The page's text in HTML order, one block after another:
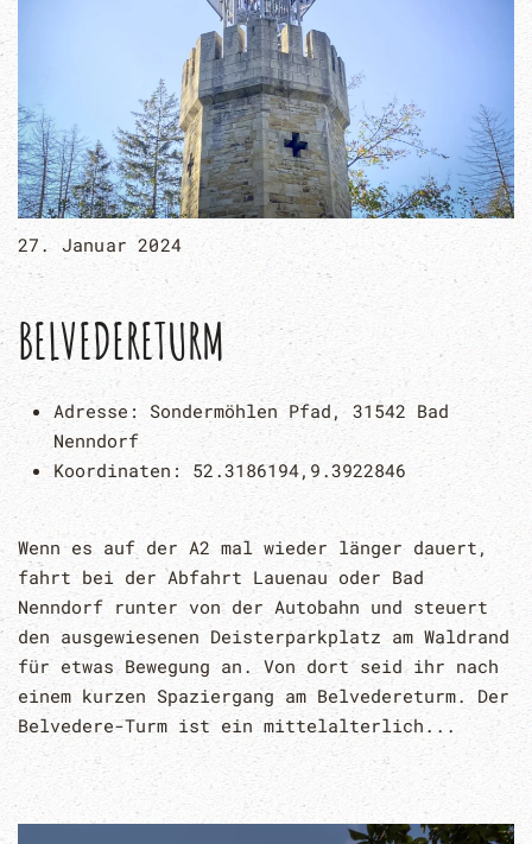
27. Januar 2024
BELVEDERETURM
Adresse: Sondermöhlen Pfad, 31542 Bad
Nenndorf
Koordinaten: 52.3186194,9.3922846
Wenn es auf der A2 mal wieder länger dauert,
fahrt bei der Abfahrt Lauenau oder Bad
Nenndorf runter von der Autobahn und steuert
den ausgewiesenen Deisterparkplatz am Waldrand
für etwas Bewegung an. Von dort seid ihr nach
einem kurzen Spaziergang am Belvedereturm. Der
Belvedere-Turm ist ein mittelalterlich...